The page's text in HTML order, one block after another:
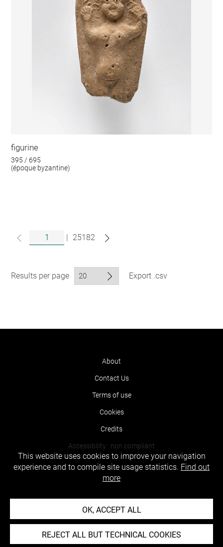
figurine
395 / 695
(époque byzantine)
| 25182
Results per page Export .csv
About
Contact Us
Terms of use
Cookies
Credits
Accessibility : non compliant
This website uses cookies to improve your navigation
experience and to compile site usage statistics. Find out
more
OK, ACCEPT ALL
REJECT ALL BUT TECHNICAL COOKIES